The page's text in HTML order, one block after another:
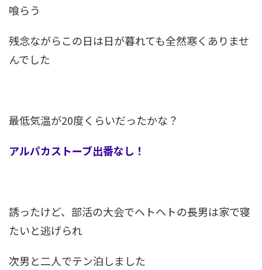
喰らう
残念ながらこの日は日が暮れても全然寒くありませ
んでした
最低気温が20度くらいだったかな？
アルパカストーブ出番なし！
誘ったけど、部活の大会でヘトヘトの長男は家で寝
たいと逃げられ
次男と二人でテン泊しました